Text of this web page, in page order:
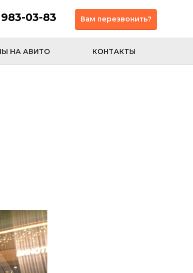
03-83
НА АВИТО КОНТАКТЫ
Вам перезвонить?